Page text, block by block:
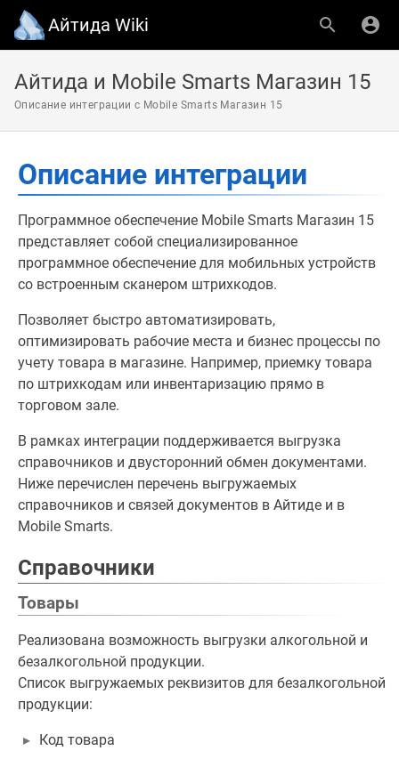
Айтида Wiki
Айтида и Mobile Smarts Магазин 15
Описание интеграции с Mobile Smarts Магазин 15
Описание интеграции
Программное обеспечение Mobile Smarts Магазин 15
представляет собой специализированное
программное обеспечение для мобильных устройств
со встроенным сканером штрихкодов.
Позволяет быстро автоматизировать,
оптимизировать рабочие места и бизнес процессы по
учету товара в магазине. Например, приемку товара
по штрихкодам или инвентаризацию прямо в
торговом зале.
В рамках интеграции поддерживается выгрузка
справочников и двусторонний обмен документами.
Ниже перечислен перечень выгружаемых
справочников и связей документов в Айтиде и в
Mobile Smarts.
Справочники
Товары
Реализована возможность выгрузки алкогольной и
безалкогольной продукции.
Список выгружаемых реквизитов для безалкогольной
продукции:
Код товара